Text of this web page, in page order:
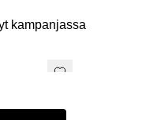
kampanjassa